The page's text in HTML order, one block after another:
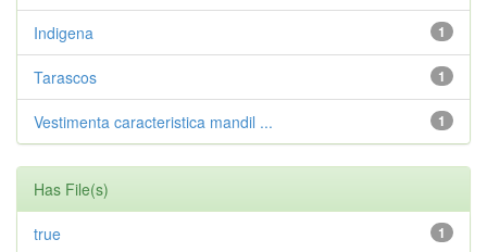
1
Indigena
1
Tarascos
1
Vestimenta caracteristica mandil ...
Has File(s)
1
true